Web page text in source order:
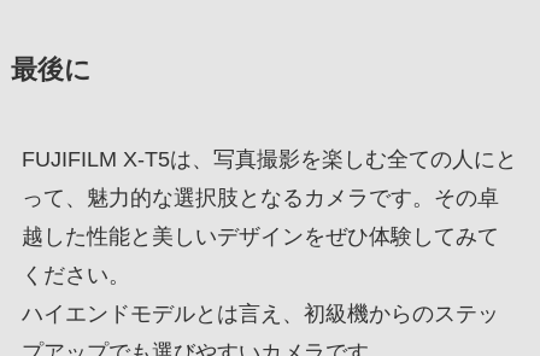
最後に
FUJIFILM X-T5は、写真撮影を楽しむ全ての人にと
って、魅力的な選択肢となるカメラです。その卓
越した性能と美しいデザインをぜひ体験してみて
ください。
ハイエンドモデルとは言え、初級機からのステッ